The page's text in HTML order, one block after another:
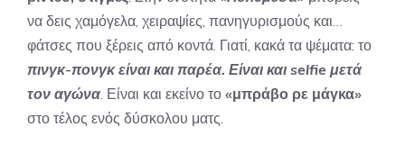
να δεις χαμόγελα, χειραψίες, πανηγυρισμούς και…
φάτσες που ξέρεις από κοντά. Γιατί, κακά τα ψέματα: το
πινγκ-πονγκ είναι και παρέα. Είναι και selfie μετά
τον αγώνα. Είναι και εκείνο το «μπράβο ρε μάγκα»
στο τέλος ενός δύσκολου ματς.